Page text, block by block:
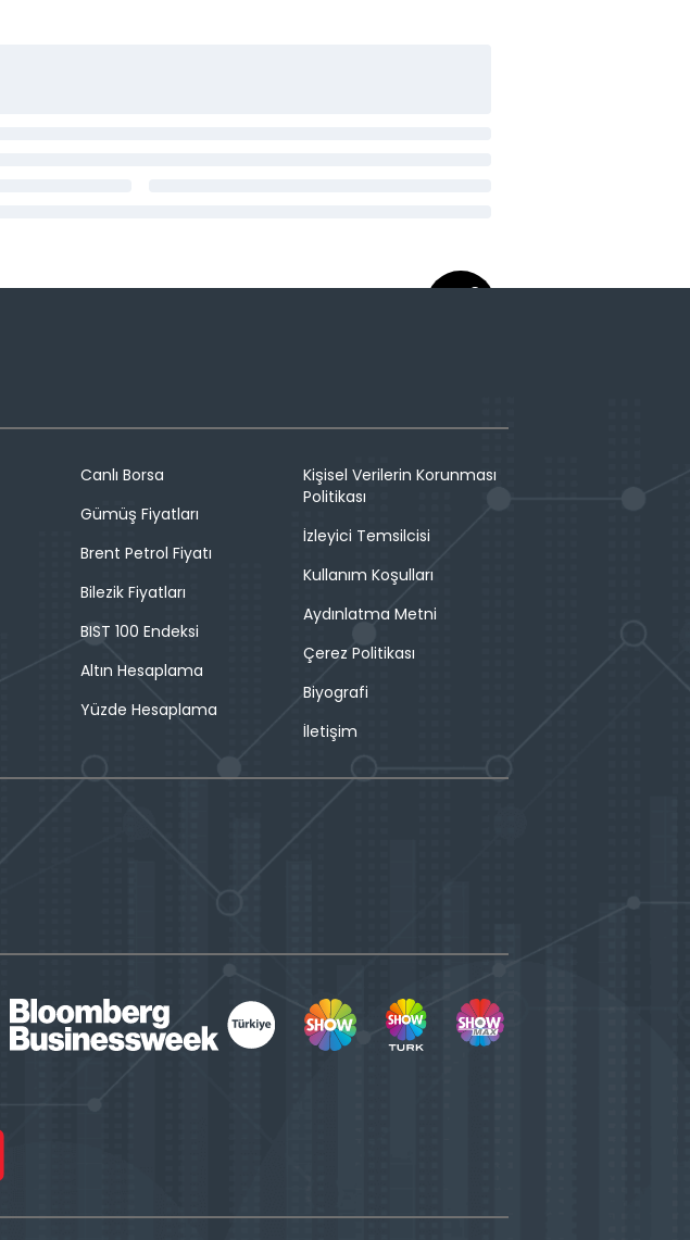
Canlı Borsa
Gümüş Fiyatları
Brent Petrol Fiyatı
Bilezik Fiyatları
BIST 100 Endeksi
Altın Hesaplama
Yüzde Hesaplama
Kişisel Verilerin Korunması
Politikası
İzleyici Temsilcisi
Kullanım Koşulları
Aydınlatma Metni
Çerez Politikası
Biyografi
İletişim